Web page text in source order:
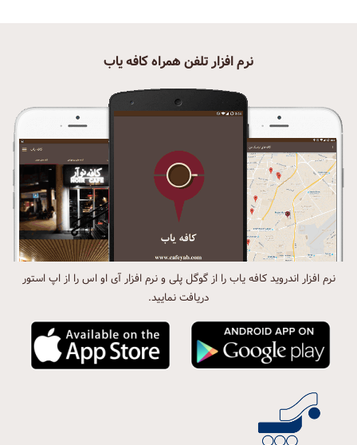
نرم افزار تلفن همراه کافه یاب
نرم افزار اندروید کافه یاب را از گوگل پلی و نرم افزار آی او اس را از اپ استور
دریافت نمایید.